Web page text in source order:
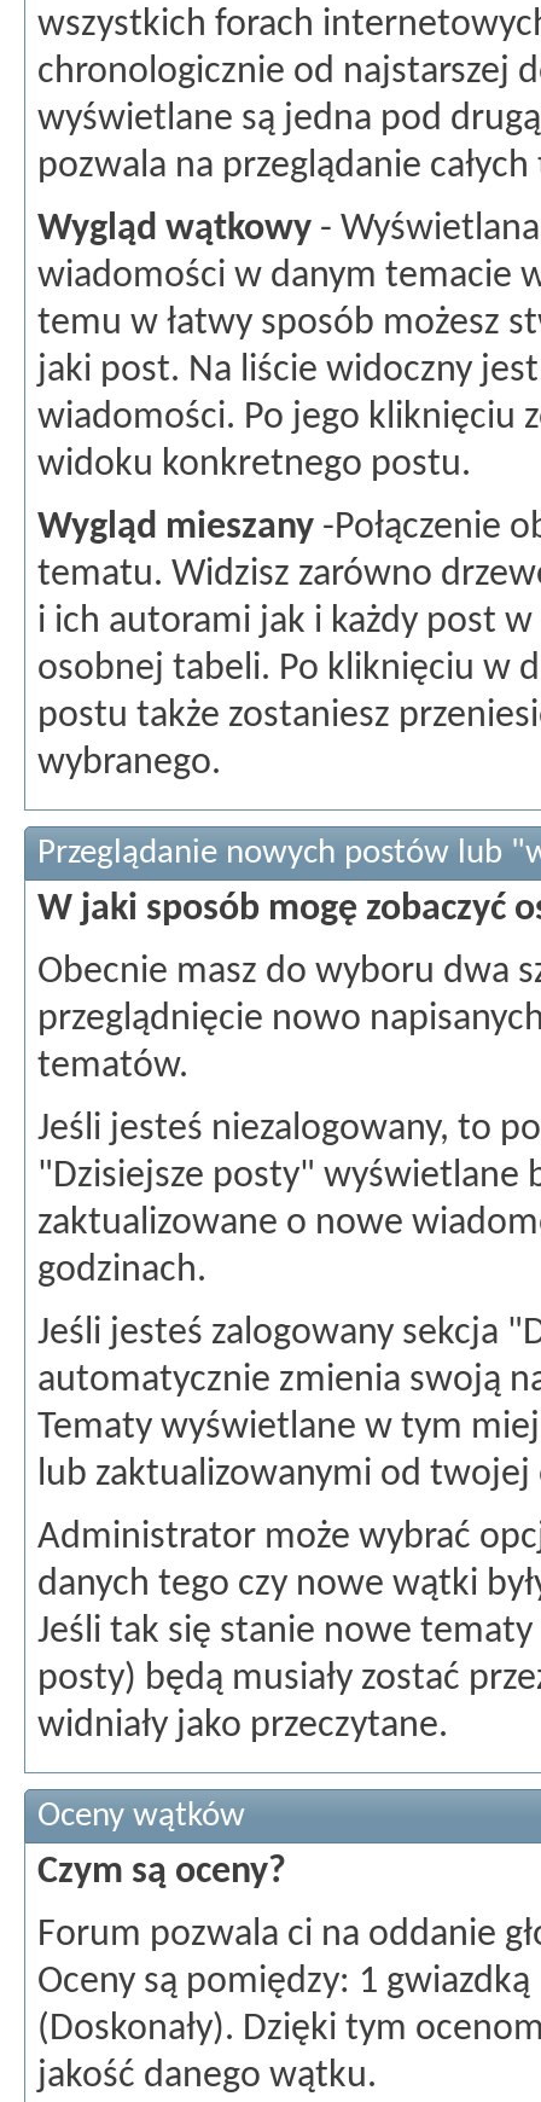
wszystkich forach
chronologicznie od najstarszej
wyświetlane są jedna pod
pozwala na przeglądanie
Wygląd wątkowy -
wiadomości w danym temacie
temu w łatwy sposób możesz
jaki post. Na liście widoczny
wiadomości. Po jego kliknięciu
widoku konkretnego postu.
Wygląd mieszany -Połączenie
tematu. Widzisz zarówno
i ich autorami jak i każdy post
osobnej tabeli. Po kliknięciu w
postu także zostaniesz
wybranego.
Przeglądanie nowych postów lub
W jaki sposób mogę zobaczyć
Obecnie masz do wyboru dwa
przeglądnięcie nowo
tematów.
Jeśli jesteś niezalogowany, to
"Dzisiejsze posty" wyświetlane
zaktualizowane o nowe
godzinach.
Jeśli jesteś zalogowany sekcja
automatycznie zmienia swoją
Tematy wyświetlane w tym
lub zaktualizowanymi od
Administrator może wybrać
danych tego czy nowe wątki
Jeśli tak się stanie nowe
posty) będą musiały zostać
widniały jako przeczytane.
Oceny wątków
Czym są oceny?
Forum pozwala ci na oddanie
Oceny są pomiędzy: 1 gwiazdką
(Doskonały). Dzięki tym
jakość danego wątku.